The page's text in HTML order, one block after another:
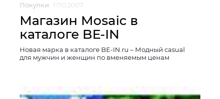
Покупки 17.10.2007
Магазин Mosaic в
каталоге BE-IN
Новая марка в каталоге BE-IN.ru – Модный casual
для мужчин и женщин по вменяемым ценам